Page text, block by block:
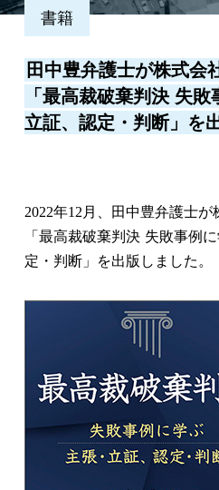
書籍
田中豊弁護士が株式会
「最高裁破棄判決 失
立証、認定・判断」を
2022年12月、田中豊弁護士
「最高裁破棄判決 失敗事例
定・判断」を出版しました。